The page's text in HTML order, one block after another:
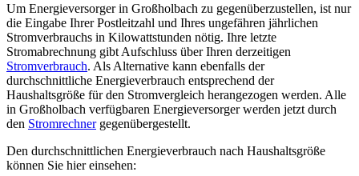
Um Energieversorger in Großholbach zu gegenüberzustellen, ist nur
die Eingabe Ihrer Postleitzahl und Ihres ungefähren jährlichen
Stromverbrauchs in Kilowattstunden nötig. Ihre letzte
Stromabrechnung gibt Aufschluss über Ihren derzeitigen
Stromverbrauch. Als Alternative kann ebenfalls der
durchschnittliche Energieverbrauch entsprechend der
Haushaltsgröße für den Stromvergleich herangezogen werden. Alle
in Großholbach verfügbaren Energieversorger werden jetzt durch
den Stromrechnergegenübergestellt.
Den durchschnittlichen Energieverbrauch nach Haushaltsgröße
können Sie hier einsehen: